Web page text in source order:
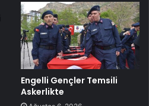
Engelli Gençler Temsili
Askerlikte